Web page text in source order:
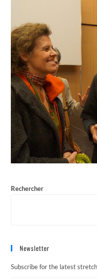
Rechercher
Newsletter
Subscribe for the latest